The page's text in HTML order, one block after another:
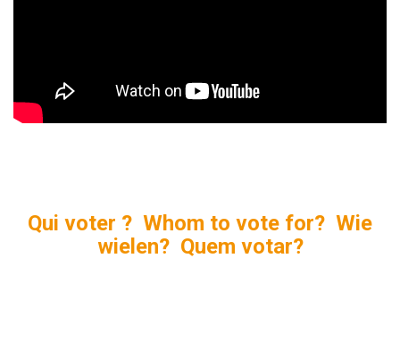
Qui voter ? Whom to vote for? Wie
wielen? Quem votar?